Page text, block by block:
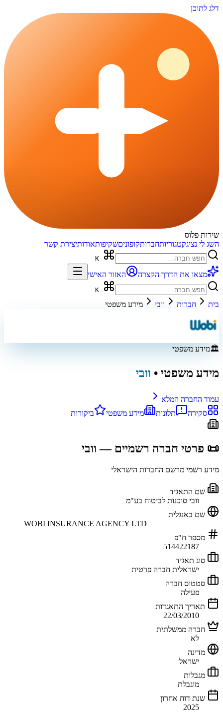
דלג לתוכן
שירות פלוס
השג לי נציגקטגוריותחברותקופוניםשקיפותאודותיצירת קשר
מצאו את הדרך הקצרה האזור האישי
בית חברות וובי מידע משפטי
🏛️מידע משפטי
מידע משפטי • וובי
עמוד החברה המלא
סקירה
תלונות מידע משפטי ביקורות
📜 פרטי חברה רשמיים — וובי
מידע רשמי מרשם החברות הישראלי
שם התאגיד
וובי סוכנות לביטוח בע"מ
שם באנגלית
WOBI INSURANCE AGENCY LTD
מספר ח"פ
514422187
סוג תאגיד
ישראלית חברה פרטית
סטטוס חברה
פעילה
תאריך התאגדות
22/03/2010
חברה ממשלתית
לא
מדינה
ישראל
מגבלות
מוגבלת
שנת דוח אחרון
2025